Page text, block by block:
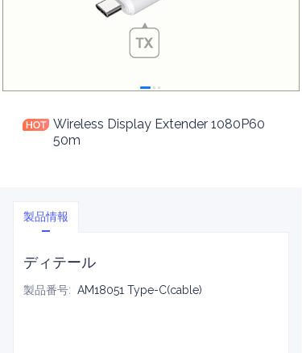
Wireless Display Extender 1080P60
50m
製品情報
ディテール
製品番号: AM18051 Type-C(cable)